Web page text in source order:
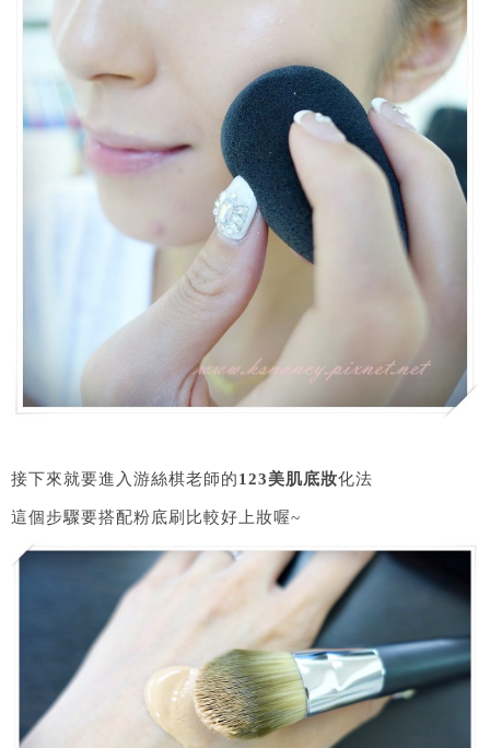
接下來就要進入游絲棋老師的123美肌底妝化法
這個步驟要搭配粉底刷比較好上妝喔~